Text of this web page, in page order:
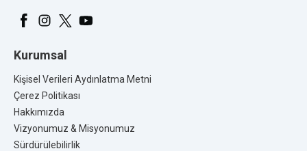
Kurumsal
Kişisel Verileri Aydınlatma Metni
Çerez Politikası
Hakkımızda
Vizyonumuz & Misyonumuz
Sürdürülebilirlik